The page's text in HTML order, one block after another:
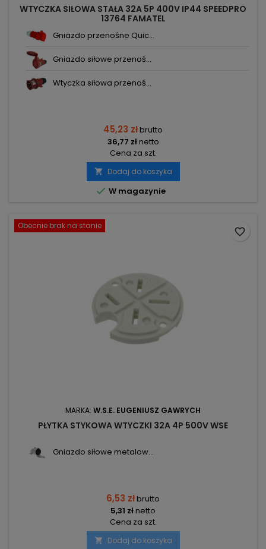
WTYCZKA SIŁOWA STAŁA 32A 5P 400V IP44 SPEEDPRO
13764 FAMATEL
Gniazdo przenośne Quic...
Gniazdo siłowe przenoś...
Wtyczka siłowa przenoś...
45,23 złbrutto
36,77 złnetto
Cena za szt.
 Dodaj do koszyka
 W magazynie
Obecnie brak na stanie
MARKA: W.S.E. EUGENIUSZ GAWRYCH
PŁYTKA STYKOWA WTYCZKI 32A 4P 500V WSE
Gniazdo siłowe metalow...
6,53 złbrutto
5,31 złnetto
Cena za szt.
 Dodaj do koszyka
favorite_border